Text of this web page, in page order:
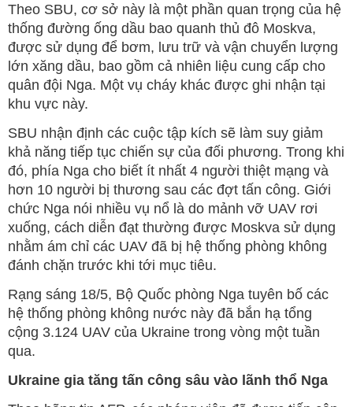
Theo SBU, cơ sở này là một phần quan trọng của hệ
thống đường ống dầu bao quanh thủ đô Moskva,
được sử dụng để bơm, lưu trữ và vận chuyển lượng
lớn xăng dầu, bao gồm cả nhiên liệu cung cấp cho
quân đội Nga. Một vụ cháy khác được ghi nhận tại
khu vực này.
SBU nhận định các cuộc tập kích sẽ làm suy giảm
khả năng tiếp tục chiến sự của đối phương. Trong khi
đó, phía Nga cho biết ít nhất 4 người thiệt mạng và
hơn 10 người bị thương sau các đợt tấn công. Giới
chức Nga nói nhiều vụ nổ là do mảnh vỡ UAV rơi
xuống, cách diễn đạt thường được Moskva sử dụng
nhằm ám chỉ các UAV đã bị hệ thống phòng không
đánh chặn trước khi tới mục tiêu.
Rạng sáng 18/5, Bộ Quốc phòng Nga tuyên bố các
hệ thống phòng không nước này đã bắn hạ tổng
cộng 3.124 UAV của Ukraine trong vòng một tuần
qua.
Ukraine gia tăng tấn công sâu vào lãnh thổ Nga